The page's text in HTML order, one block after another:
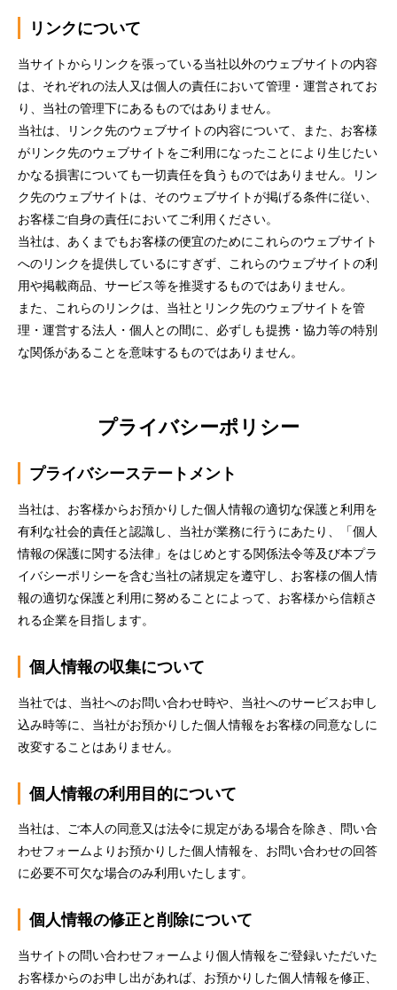
リンクについて
当サイトからリンクを張っている当社以外のウェブサイトの内容
は、それぞれの法人又は個人の責任において管理・運営されてお
り、当社の管理下にあるものではありません。
当社は、リンク先のウェブサイトの内容について、また、お客様
がリンク先のウェブサイトをご利用になったことにより生じたい
かなる損害についても一切責任を負うものではありません。リン
ク先のウェブサイトは、そのウェブサイトが掲げる条件に従い、
お客様ご自身の責任においてご利用ください。
当社は、あくまでもお客様の便宜のためにこれらのウェブサイト
へのリンクを提供しているにすぎず、これらのウェブサイトの利
用や掲載商品、サービス等を推奨するものではありません。
また、これらのリンクは、当社とリンク先のウェブサイトを管
理・運営する法人・個人との間に、必ずしも提携・協力等の特別
な関係があることを意味するものではありません。
プライバシーポリシー
プライバシーステートメント
当社は、お客様からお預かりした個人情報の適切な保護と利用を
有利な社会的責任と認識し、当社が業務に行うにあたり、「個人
情報の保護に関する法律」をはじめとする関係法令等及び本プラ
イバシーポリシーを含む当社の諸規定を遵守し、お客様の個人情
報の適切な保護と利用に努めることによって、お客様から信頼さ
れる企業を目指します。
個人情報の収集について
当社では、当社へのお問い合わせ時や、当社へのサービスお申し
込み時等に、当社がお預かりした個人情報をお客様の同意なしに
改変することはありません。
個人情報の利用目的について
当社は、ご本人の同意又は法令に規定がある場合を除き、問い合
わせフォームよりお預かりした個人情報を、お問い合わせの回答
に必要不可欠な場合のみ利用いたします。
個人情報の修正と削除について
当サイトの問い合わせフォームより個人情報をご登録いただいた
お客様からのお申し出があれば、お預かりした個人情報を修正、